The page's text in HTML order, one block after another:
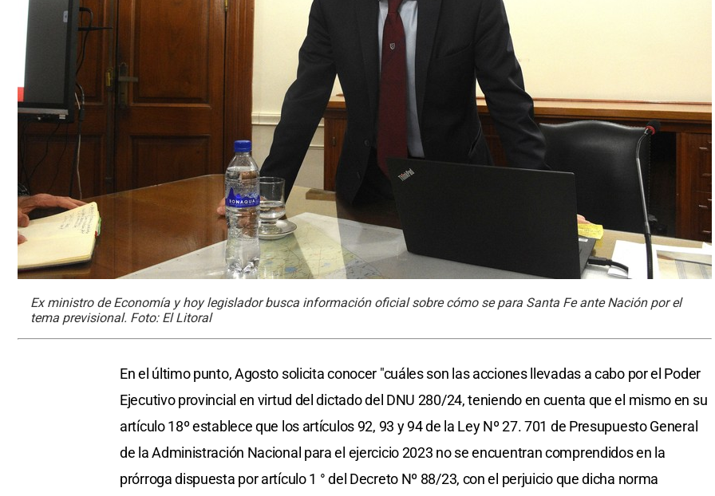
Ex ministro de Economía y hoy legislador busca información oficial sobre cómo se para Santa Fe ante Nación por el
tema previsional. Foto: El Litoral
En el último punto, Agosto solicita conocer "cuáles son las acciones llevadas a cabo por el Poder
Ejecutivo provincial en virtud del dictado del DNU 280/24, teniendo en cuenta que el mismo en su
artículo 18º establece que los artículos 92, 93 y 94 de la Ley Nº 27. 701 de Presupuesto General
de la Administración Nacional para el ejercicio 2023 no se encuentran comprendidos en la
prórroga dispuesta por artículo 1 ° del Decreto Nº 88/23, con el perjuicio que dicha norma